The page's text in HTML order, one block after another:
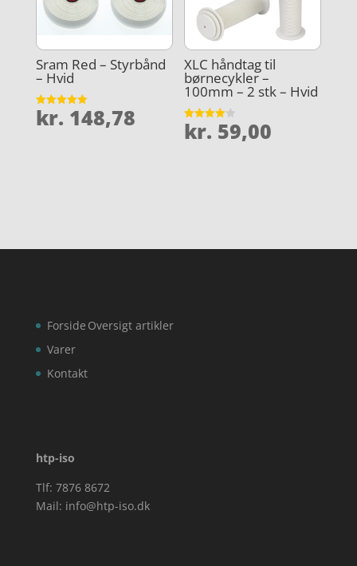
Sram Red – Styrbånd
– Hvid
Vurderet
5
kr. 148,78
XLC håndtag til
børnecykler –
100mm – 2 stk – Hvid
Vurderet
4.1
kr. 59,00
Forside
Varer
Kontakt
Oversigt artikler
htp-iso
Tlf: 7876 8672
Mail: info@htp-iso.dk